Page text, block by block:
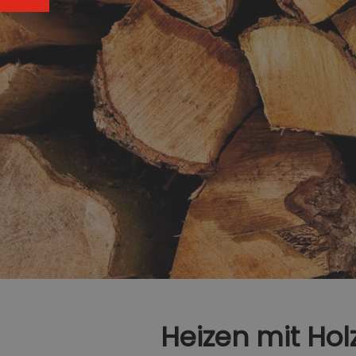
Heizen mit